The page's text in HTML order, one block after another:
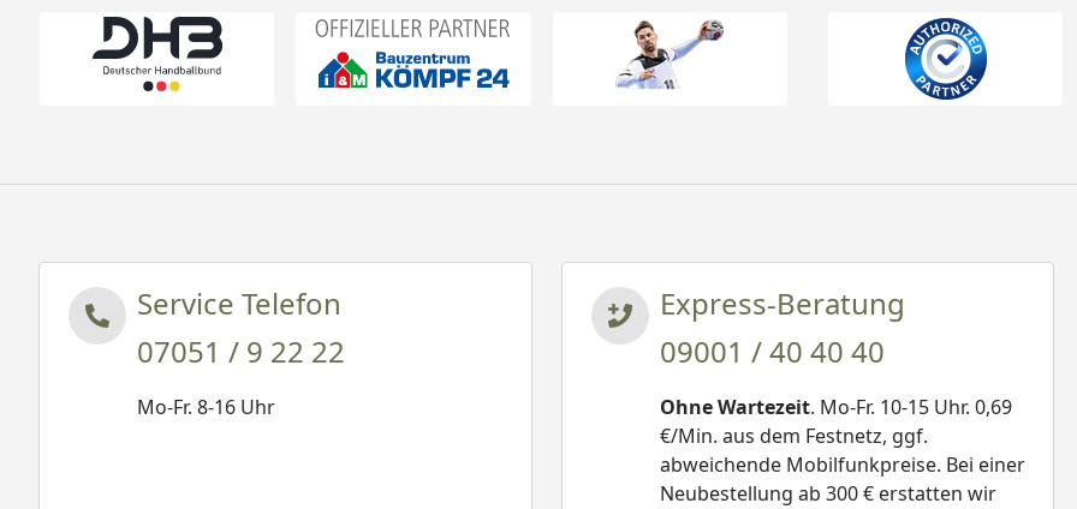
Service Telefon
07051 / 9 22 22
Mo-Fr. 8-16 Uhr
Express-Beratung
09001 / 40 40 40
Ohne Wartezeit. Mo-Fr. 10-15 Uhr. 0,69
€/Min. aus dem Festnetz, ggf.
abweichende Mobilfunkpreise. Bei einer
Neubestellung ab 300 € erstatten wir